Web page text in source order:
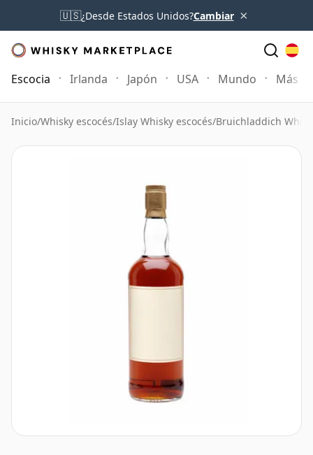
🇺🇸¿Desde Estados Unidos?Cambiar ×
Escocia Irlanda Japón USA Mundo Más
Inicio/Whisky escocés/Islay Whisky escocés/Bruichladdich